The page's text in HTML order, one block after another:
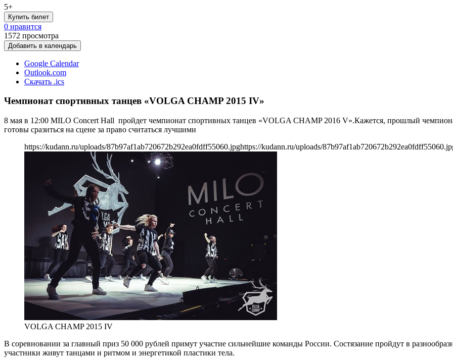
5+
Купить билет
0 нравится
1572 просмотра
Добавить в календарь
Google Calendar
Outlook.com
Скачать .ics
Чемпионат спортивных танцев «VOLGA CHAMP 2015 IV»
8 мая в 12:00 MILO Concert Hall пройдет чемпионат спортивных танцев «VOLGA CHAMP 2016 V».Кажется, прошлый
готовы сразиться на сцене за право считаться лучшими
https://kudann.ru/uploads/87b97af1ab720672b292ea0fdff55060.jpghttps://kudann.ru/uploads/
VOLGA CHAMP 2015 IV
В соревновании за главный приз 50 000 рублей примут участие сильнейшие команды России. Состязание пройдут в
участники живут танцами и ритмом и энергетикой пластики тела.